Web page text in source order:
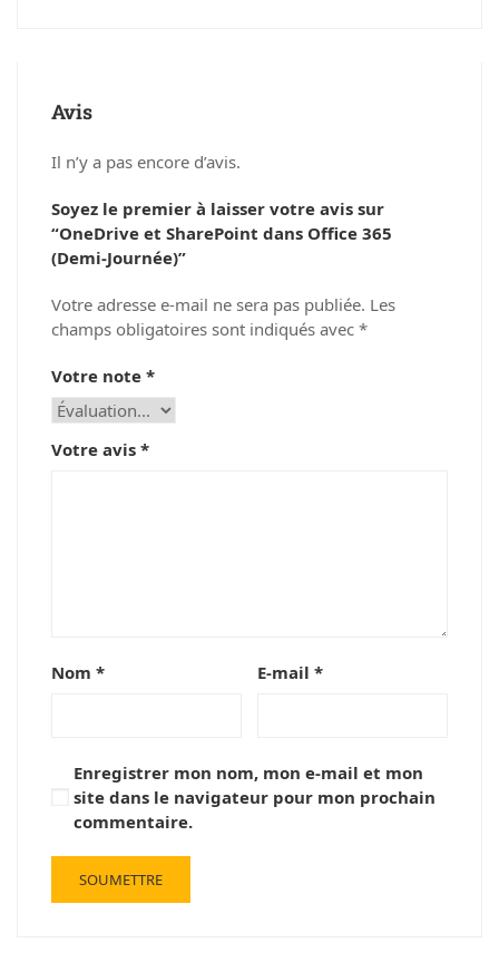
Avis
Il n’y a pas encore d’avis.
Soyez le premier à laisser votre avis sur
“OneDrive et SharePoint dans Office 365
(Demi-Journée)”
Votre adresse e-mail ne sera pas publiée. Les
champs obligatoires sont indiqués avec *
Votre note *
Votre avis *
Nom * E-mail*
Enregistrer mon nom, mon e-mail et mon
site dans le navigateur pour mon prochain
commentaire.